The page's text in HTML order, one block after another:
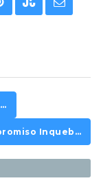
FASIC: 51 Años De Compromiso Inquebrantable Con La Vida Y Los Derechos Humanos